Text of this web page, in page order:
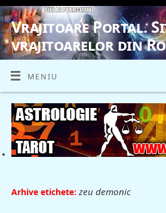
Vrajitoare Portal.
vrajitoarelor din
VRAJITOARE, VRAJITOARELE,
MENIU
Arhive etichete:zeu demonic